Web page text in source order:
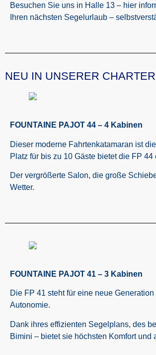
Besuchen Sie uns in Halle 13 – hier
Ihren nächsten Segelurlaub –
NEU IN UNSERER
FOUNTAINE PAJOT 44 – 4 Kabinen
Dieser moderne Fahrtenkatamaran ist
Platz für bis zu 10 Gäste bietet die FP
Der vergrößerte Salon, die große
Wetter.
FOUNTAINE PAJOT 41 – 3 Kabinen
Die FP 41 steht für eine neue
Autonomie.
Dank ihres effizienten Segelplans, des
Bimini – bietet sie höchsten Komfort